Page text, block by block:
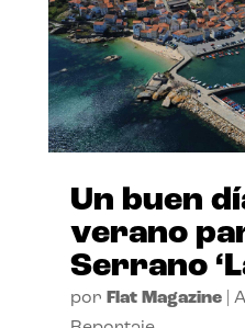
Un buen
verano
Serrano
por Flat Magazine|